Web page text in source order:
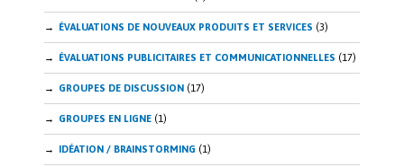
ÉVALUATIONS DE NOUVEAUX PRODUITS ET SERVICES (3)
ÉVALUATIONS PUBLICITAIRES ET COMMUNICATIONNELLES (17)
GROUPES DE DISCUSSION (17)
GROUPES EN LIGNE (1)
IDÉATION / BRAINSTORMING (1)